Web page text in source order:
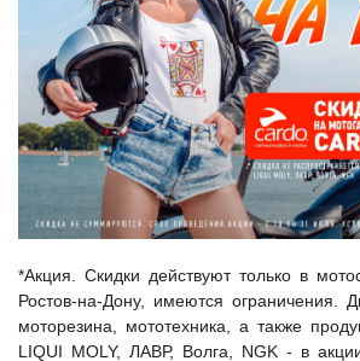
*Акция. Скидки действуют только в
Ростов-на-Дону, имеются ограничения.
моторезина, мототехника, а также
LIQUI MOLY, ЛАВР, Волга, NGK - в